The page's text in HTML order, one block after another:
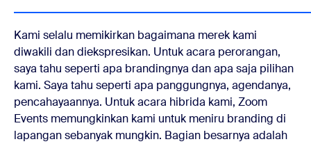
Kami selalu memikirkan bagaimana merek kami
diwakili dan diekspresikan. Untuk acara perorangan,
saya tahu seperti apa brandingnya dan apa saja pilihan
kami. Saya tahu seperti apa panggungnya, agendanya,
pencahayaannya. Untuk acara hibrida kami, Zoom
Events memungkinkan kami untuk meniru branding di
lapangan sebanyak mungkin. Bagian besarnya adalah